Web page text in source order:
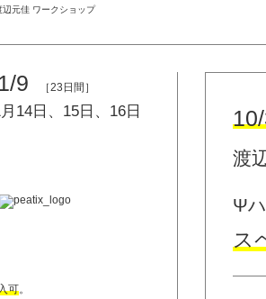
辺元佳 ワークショップ
9 ［23日間］
14日、15日、16日
可。
渡
Ψ
ス